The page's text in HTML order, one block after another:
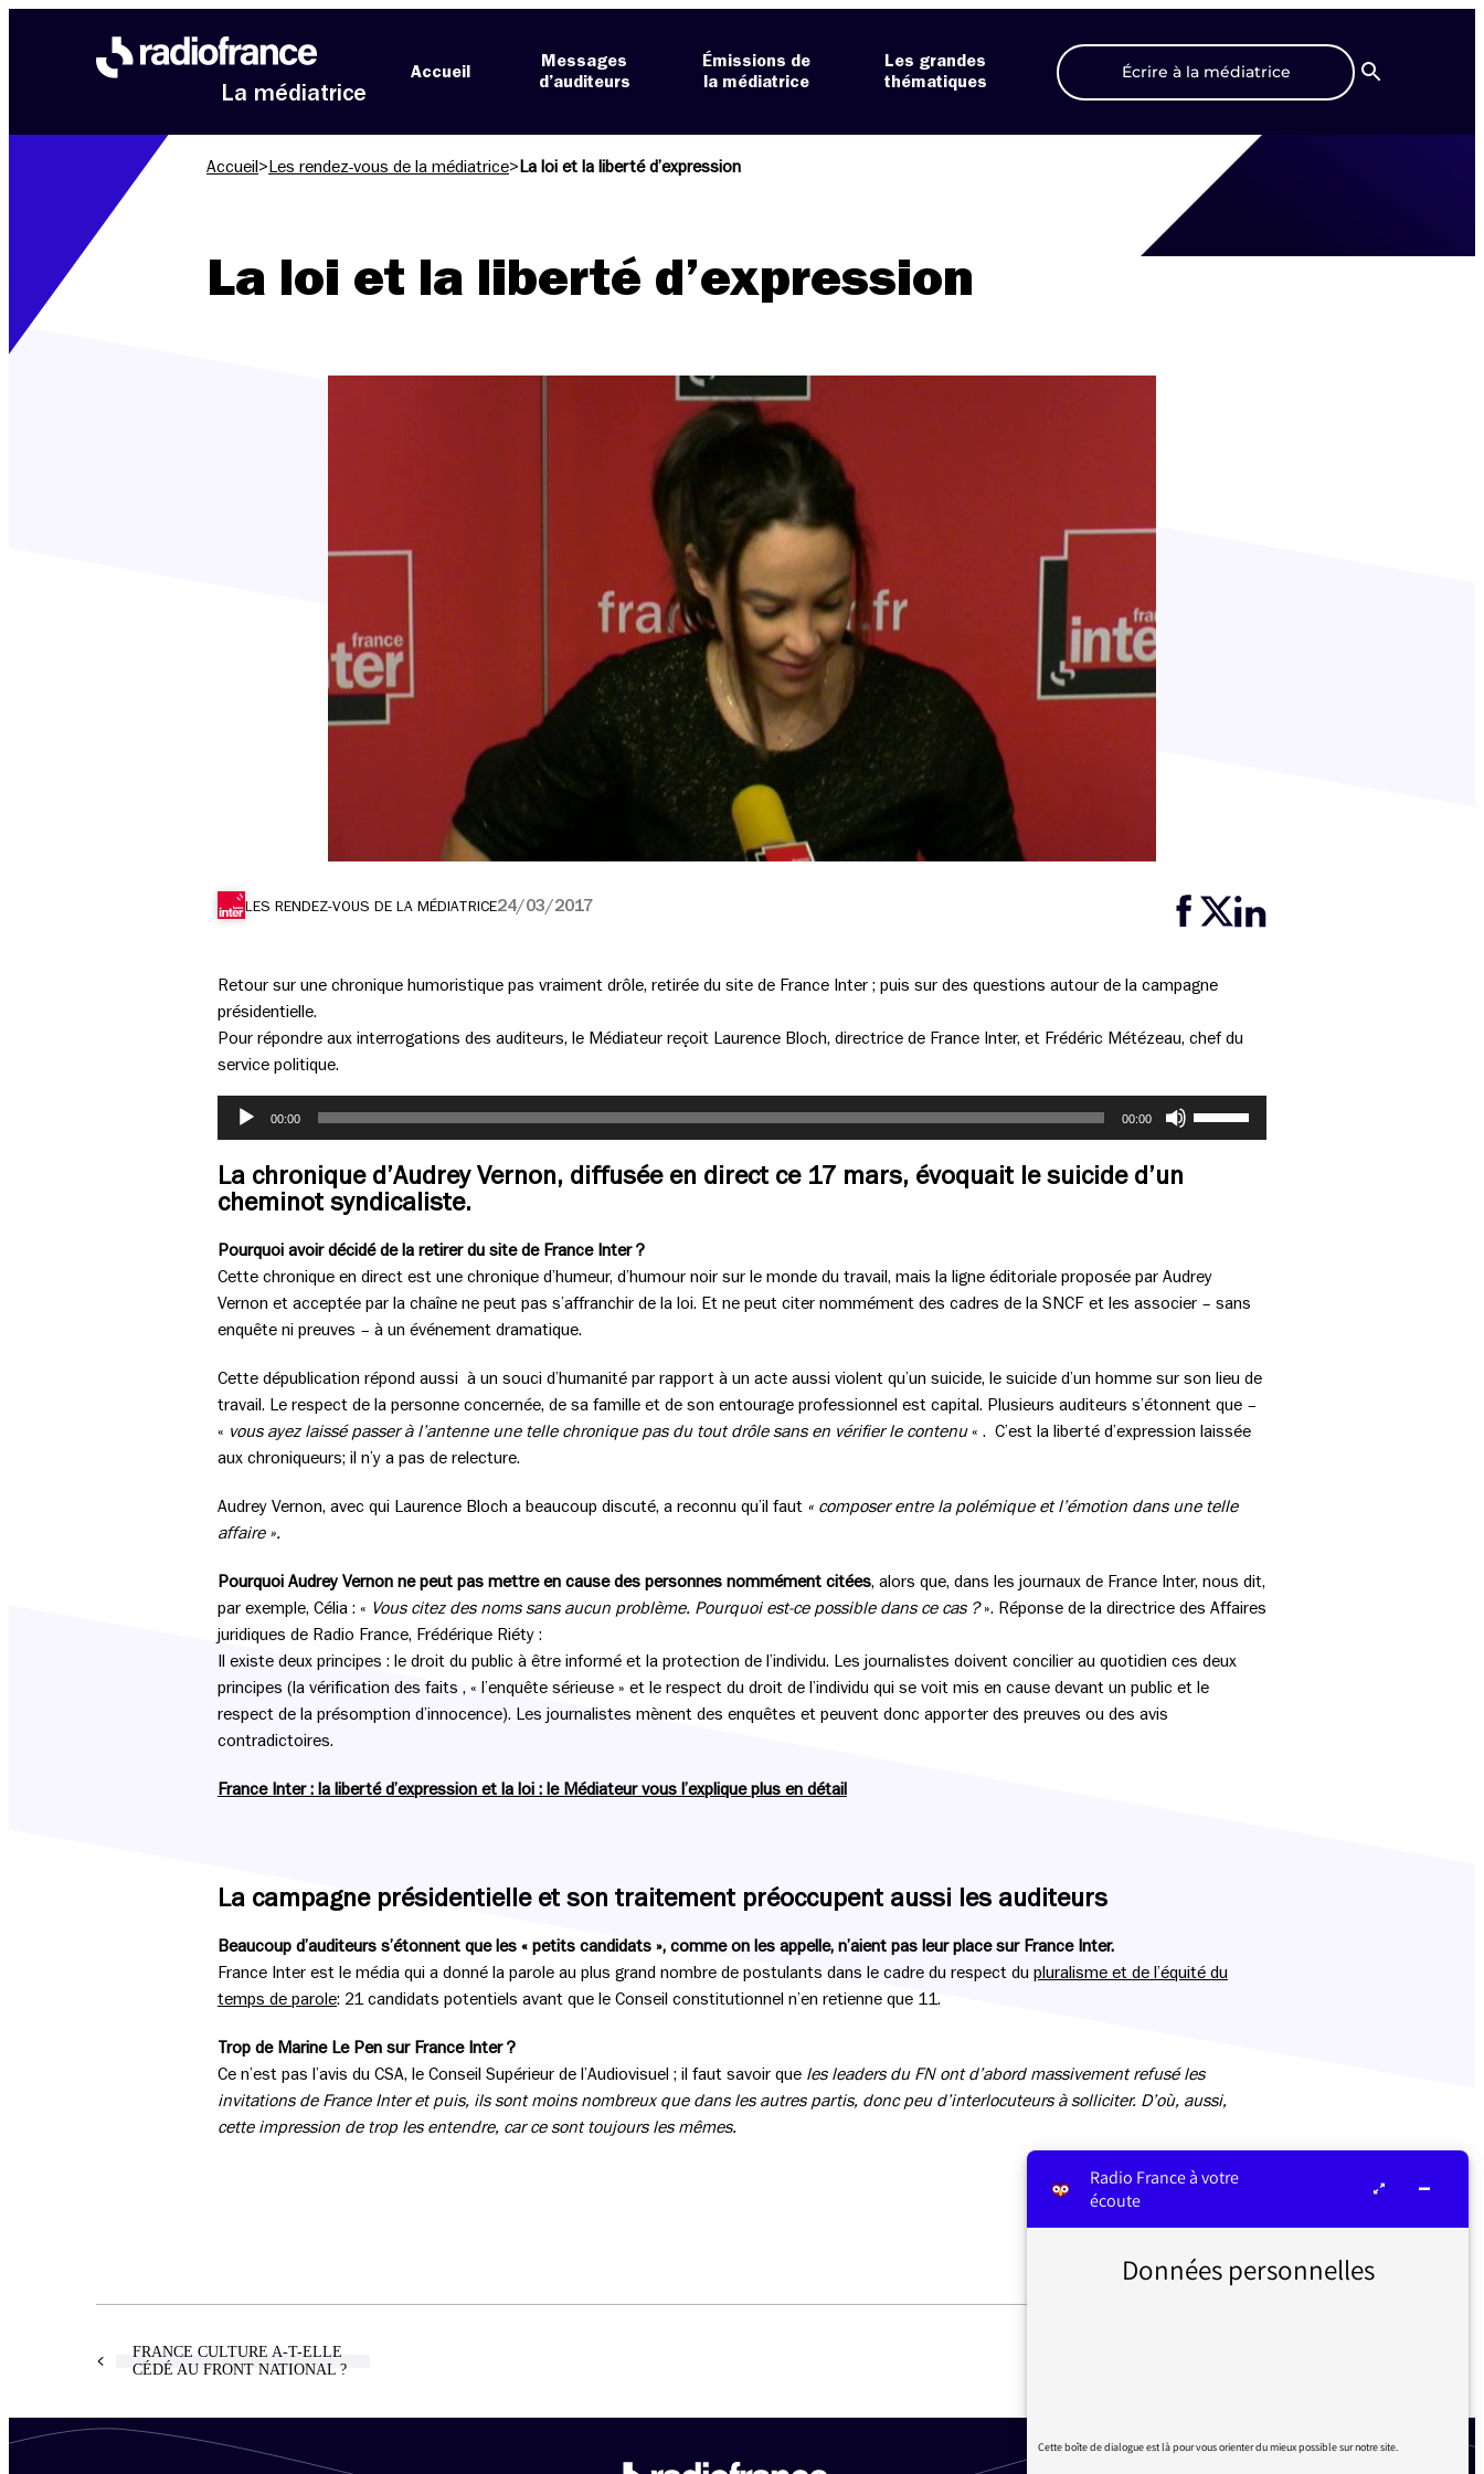
La médiatrice
Accueil
Messages
d’auditeurs
Émissions de
la médiatrice
Les grandes
thématiques
Écrire à la médiatrice
Recherche
Accueil > Les rendez-vous de la médiatrice> La loi et la liberté d’expression
La loi et la liberté d’expression
LES RENDEZ-VOUS DE LA MÉDIATRICE24/03/2017
Retour sur une chronique humoristique pas vraiment drôle, retirée du site de France Inter ; puis sur des questions autour de la campagne
présidentielle.
Pour répondre aux interrogations des auditeurs, le Médiateur reçoit Laurence Bloch, directrice de France Inter, et Frédéric Métézeau, chef du
service politique.
Lecteur
00:00 00:00
La chronique d’Audrey Vernon, diffusée en direct ce 17 mars, évoquait le suicide d’un
cheminot syndicaliste.
Pourquoi avoir décidé de la retirer du site de France Inter ?
Cette chronique en direct est une chronique d’humeur, d’humour noir sur le monde du travail, mais la ligne éditoriale proposée par Audrey
Vernon et acceptée par la chaîne ne peut pas s’affranchir de la loi. Et ne peut citer nommément des cadres de la SNCF et les associer – sans
enquête ni preuves – à un événement dramatique.
Cette dépublication répond aussi à un souci d’humanité par rapport à un acte aussi violent qu’un suicide, le suicide d’un homme sur son lieu de
travail. Le respect de la personne concernée, de sa famille et de son entourage professionnel est capital. Plusieurs auditeurs s’étonnent que –
« vous ayez laissé passer à l’antenne une telle chronique pas du tout drôle sans en vérifier le contenu« . C’est la liberté d’expression laissée
aux chroniqueurs; il n’y a pas de relecture.
Audrey Vernon, avec qui Laurence Bloch a beaucoup discuté, a reconnu qu’il faut « composer entre la polémique et l’émotion dans une telle
affaire ».
Pourquoi Audrey Vernon ne peut pas mettre en cause des personnes nommément citées, alors que, dans les journaux de France Inter, nous dit,
par exemple, Célia : « Vous citez des noms sans aucun problème. Pourquoi est-ce possible dans ce cas ?». Réponse de la directrice des Affaires
juridiques de Radio France, Frédérique Riéty :
Il existe deux principes : le droit du public à être informé et la protection de l’individu. Les journalistes doivent concilier au quotidien ces deux
principes (la vérification des faits , « l’enquête sérieuse » et le respect du droit de l’individu qui se voit mis en cause devant un public et le
respect de la présomption d’innocence). Les journalistes mènent des enquêtes et peuvent donc apporter des preuves ou des avis
contradictoires.
France Inter : la liberté d’expression et la loi : le Médiateur vous l’explique plus en détail
La campagne présidentielle et son traitement préoccupent aussi les auditeurs
Beaucoup d’auditeurs s’étonnent que les « petits candidats », comme on les appelle, n’aient pas leur place sur France Inter.
France Inter est le média qui a donné la parole au plus grand nombre de postulants dans le cadre du respect du pluralisme et de l’équité du
temps de parole: 21 candidats potentiels avant que le Conseil constitutionnel n’en retienne que 11.
Trop de Marine Le Pen sur France Inter ?
Ce n’est pas l’avis du CSA, le Conseil Supérieur de l’Audiovisuel ; il faut savoir que les leaders du FN ont d’abord massivement refusé les
invitations de France Inter et puis, ils sont moins nombreux que dans les autres partis, donc peu d’interlocuteurs à solliciter. D’où, aussi,
cette impression de trop les entendre, car ce sont toujours les mêmes.
FRANCE CULTURE A-T-ELLE
CÉDÉ AU FRONT NATIONAL ?
Radio France à votre
écoute
Données personnelles
Cette boîte de dialogue est là pour vous orienter du mieux possible sur notre site.